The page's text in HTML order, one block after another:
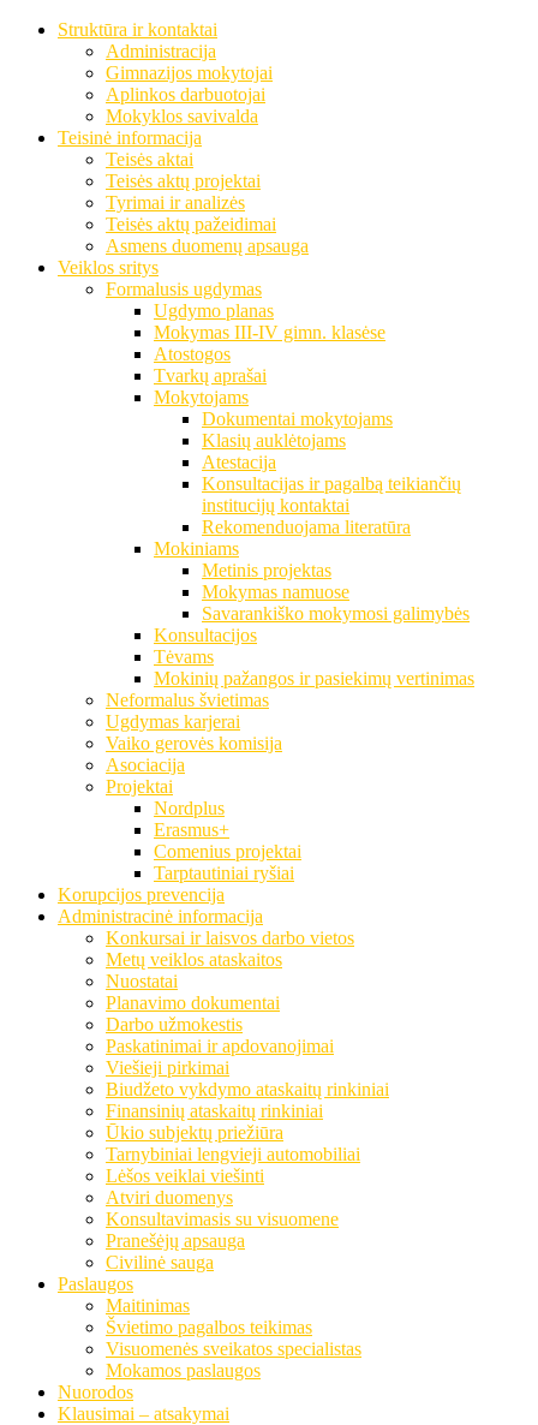
Struktūra ir kontaktai
Administracija
Gimnazijos mokytojai
Aplinkos darbuotojai
Mokyklos savivalda
Teisinė informacija
Teisės aktai
Teisės aktų projektai
Tyrimai ir analizės
Teisės aktų pažeidimai
Asmens duomenų apsauga
Veiklos sritys
Formalusis ugdymas
Ugdymo planas
Mokymas III-IV gimn. klasėse
Atostogos
Tvarkų aprašai
Mokytojams
Dokumentai mokytojams
Klasių auklėtojams
Atestacija
Konsultacijas ir pagalbą teikiančių
institucijų kontaktai
Rekomenduojama literatūra
Mokiniams
Metinis projektas
Mokymas namuose
Savarankiško mokymosi galimybės
Konsultacijos
Tėvams
Mokinių pažangos ir pasiekimų vertinimas
Neformalus švietimas
Ugdymas karjerai
Vaiko gerovės komisija
Asociacija
Projektai
Nordplus
Erasmus+
Comenius projektai
Tarptautiniai ryšiai
Korupcijos prevencija
Administracinė informacija
Konkursai ir laisvos darbo vietos
Metų veiklos ataskaitos
Nuostatai
Planavimo dokumentai
Darbo užmokestis
Paskatinimai ir apdovanojimai
Viešieji pirkimai
Biudžeto vykdymo ataskaitų rinkiniai
Finansinių ataskaitų rinkiniai
Ūkio subjektų priežiūra
Tarnybiniai lengvieji automobiliai
Lėšos veiklai viešinti
Atviri duomenys
Konsultavimasis su visuomene
Pranešėjų apsauga
Civilinė sauga
Paslaugos
Maitinimas
Švietimo pagalbos teikimas
Visuomenės sveikatos specialistas
Mokamos paslaugos
Nuorodos
Klausimai – atsakymai